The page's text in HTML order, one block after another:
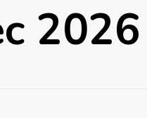
2026